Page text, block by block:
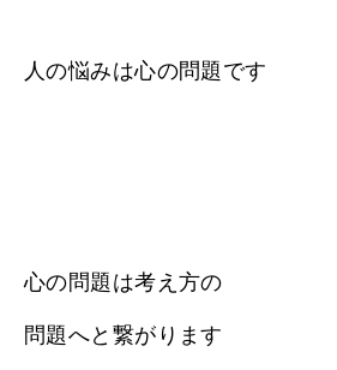
人の悩みは心の問題です
心の問題は考え方の
問題へと繋がります